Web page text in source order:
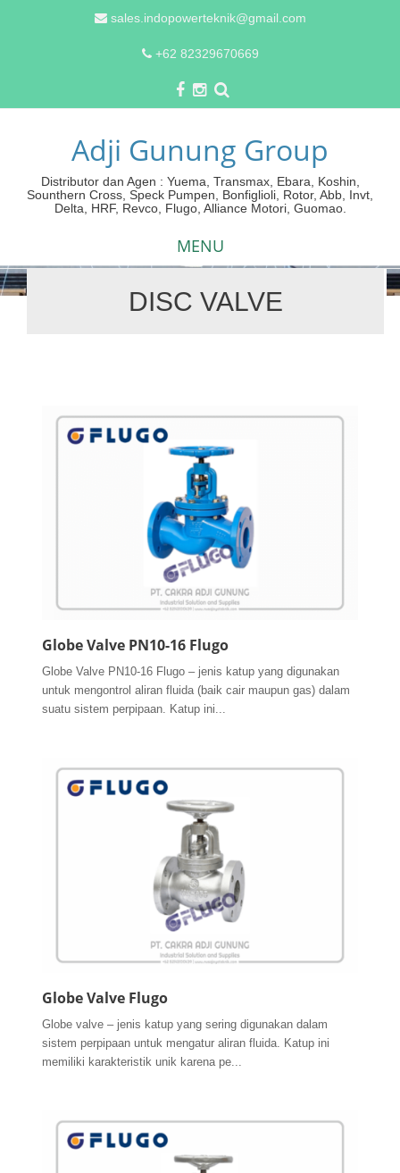
sales.indopowerteknik@gmail.com
+62 82329670669
Adji Gunung Group
Distributor dan Agen : Yuema, Transmax, Ebara, Koshin,
Sounthern Cross, Speck Pumpen, Bonfiglioli, Rotor, Abb, Invt,
Delta, HRF, Revco, Flugo, Alliance Motori, Guomao.
MENU
DISC VALVE
Globe Valve PN10-16 Flugo
Globe Valve PN10-16 Flugo – jenis katup yang digunakan
untuk mengontrol aliran fluida (baik cair maupun gas) dalam
suatu sistem perpipaan. Katup ini...
Globe Valve Flugo
Globe valve – jenis katup yang sering digunakan dalam
sistem perpipaan untuk mengatur aliran fluida. Katup ini
memiliki karakteristik unik karena pe...